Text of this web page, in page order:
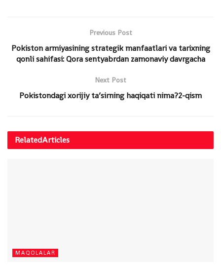
Previous Post
Pokiston armiyasining strategik manfaatlari va tarixning
qonli sahifasi: Qora sentyabrdan zamonaviy davrgacha
Next Post
Pokistondagi xorijiy ta’sirning haqiqati nima?2-qism
RelatedArticles
MAQOLALAR